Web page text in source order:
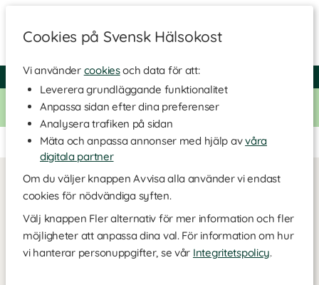
Cookies på Svensk Hälsokost
Vi använder cookiesoch data för att:
Leverera grundläggande funktionalitet
Anpassa sidan efter dina preferenser
Analysera trafiken på sidan
Mäta och anpassa annonser med hjälp avvåra
digitala partner
Om du väljer knappen Avvisa alla använder vi endast
cookies för nödvändiga syften.
Välj knappen Fler alternativ för mer information och fler
möjligheter att anpassa dina val. För information om hur
vi hanterar personuppgifter, se vår Integritetspolicy.
Fri frakt Snabb leverans
Bara idag! Handla för 500 kr i butiken och få 20% på alla
Healthwell-vitaminer. Kod:VITAMINER20
Ingen kampanjsida är skapad.